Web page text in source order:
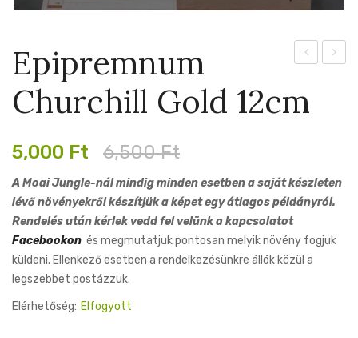
250ml
Epipremnum
Churchill Gold 12cm
6,500Ft
Original
was:
6,500 Ft.
5,000 Ft
Current
is:
5,000 Ft.
A Moai Jungle-nál mindig minden esetben a saját készleten
lévő növényekről készítjük a képet egy átlagos példányról.
Rendelés után kérlek vedd fel velünk a kapcsolatot
Facebookon és megmutatjuk pontosan melyik növény fogjuk
küldeni. Ellenkező esetben a rendelkezésünkre állók közül a
legszebbet postázzuk.
Elérhetőség: Elfogyott